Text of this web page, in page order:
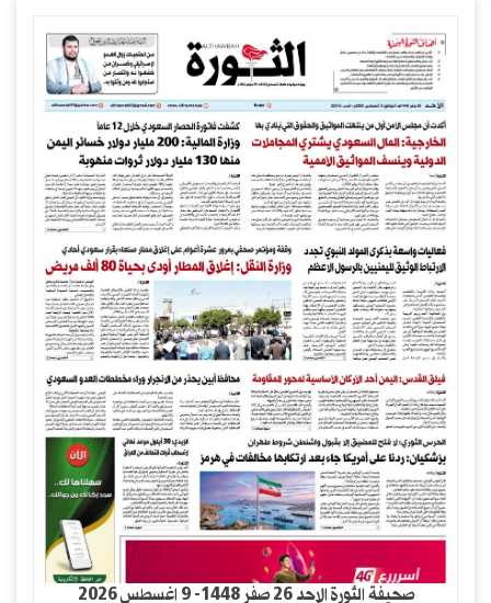
صحيفة الثورة الاحد 26 صفر 1448- 9 اغسطس 2026